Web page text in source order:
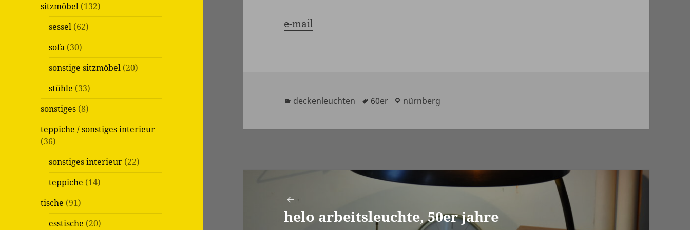
sitzmöbel (132)
sessel (62)
sofa (30)
sonstige sitzmöbel (20)
stühle (33)
sonstiges (8)
teppiche / sonstiges interieur
(36)
sonstiges interieur (22)
teppiche (14)
tische (91)
esstische (20)
e-mail
kategorien
deckenleuchten schlagwörter
60er
laden
nürnberg
Vorheriger
helo arbeitsleuchte, 50er jahre